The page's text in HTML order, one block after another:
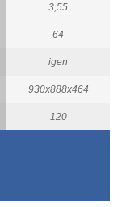
3,55
64
igen
930x888x464
120